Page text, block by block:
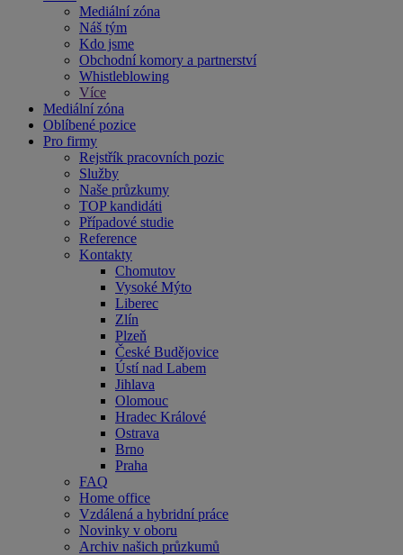
Mediální zóna
Náš tým
Kdo jsme
Obchodní komory a partnerství
Whistleblowing
Více
Mediální zóna
Oblíbené pozice
Pro firmy
Rejstřík pracovních pozic
Služby
Naše průzkumy
TOP kandidáti
Případové studie
Reference
Kontakty
Chomutov
Vysoké Mýto
Liberec
Zlín
Plzeň
České Budějovice
Ústí nad Labem
Jihlava
Olomouc
Hradec Králové
Ostrava
Brno
Praha
FAQ
Home office
Vzdálená a hybridní práce
Novinky v oboru
Archiv našich průzkumů